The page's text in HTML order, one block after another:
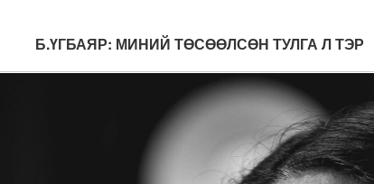
Б.ҮГБАЯР: МИНИЙ ТӨСӨӨЛСӨН ТУЛГА Л ТЭР